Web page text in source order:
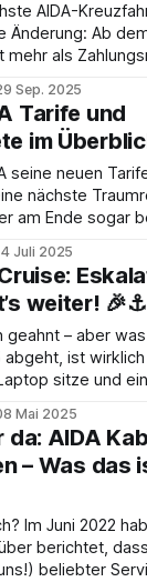
AIDA-
Änderung: Ab
mehr als
eingeführt. Was
AIDA diese
Sep. 2025
Tarife und
im
seine neuen
nächste
am Ende sogar
ob ihr jetzt
Juli 2025
weiter! 🎉⚓
geahnt – aber
abgeht, ist
sitze und
Hamburg,
Party
Mai 2025
da: AIDA
– Was das
Im Juni 2022
berichtet,
beliebter